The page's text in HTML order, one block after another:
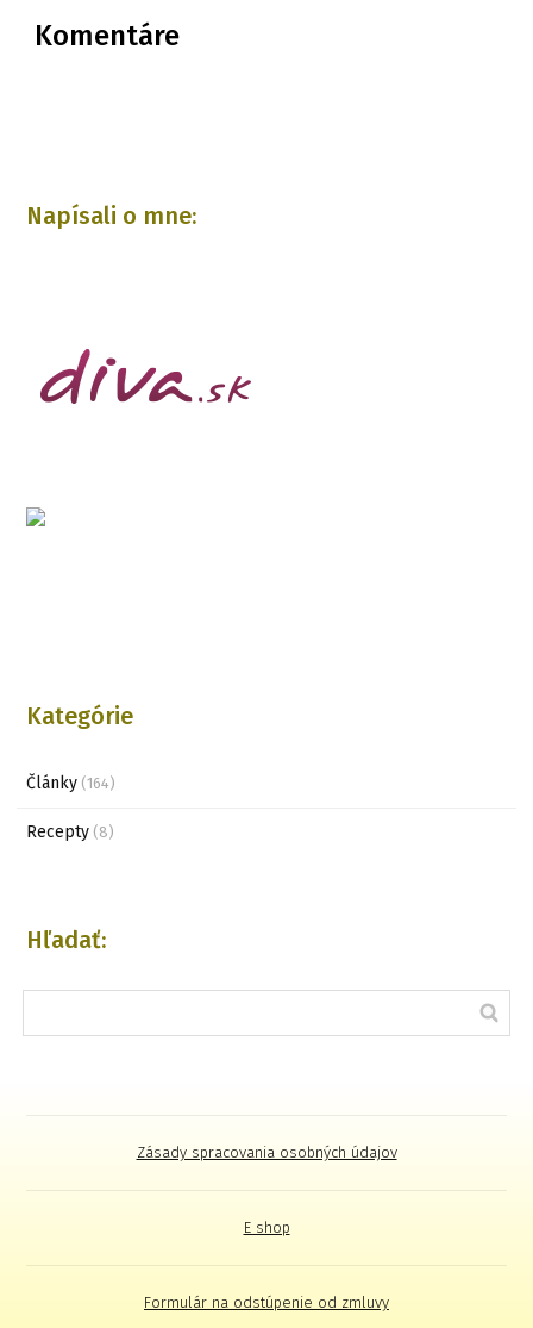
Komentáre
Napísali o mne:
Kategórie
Články (164)
Recepty (8)
Hľadať:
Zásady spracovania osobných údajov
E shop
Formulár na odstúpenie od zmluvy